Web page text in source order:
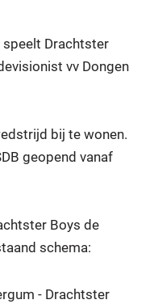
speelt Drachtster
vv Dongen
bij te wonen.
geopend vanaf
Boys de
schema:
- Drachtster